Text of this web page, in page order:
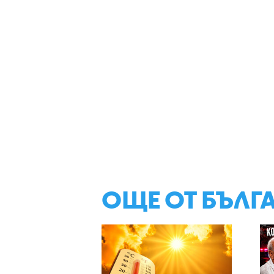
ОЩЕ ОТ